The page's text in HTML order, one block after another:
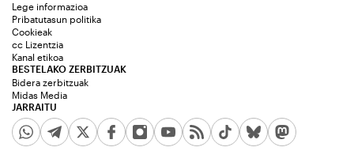
JARRAITU
Lege informazioa
Pribatutasun politika
Cookieak
cc Lizentzia
Kanal etikoa
BESTELAKO ZERBITZUAK
Bidera zerbitzuak
Midas Media